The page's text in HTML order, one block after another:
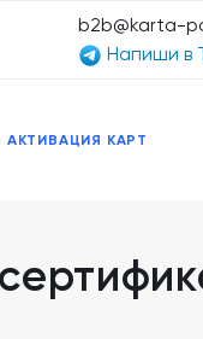
АКТИВАЦИЯ КАРТ
b2b@karta-
Напиши в